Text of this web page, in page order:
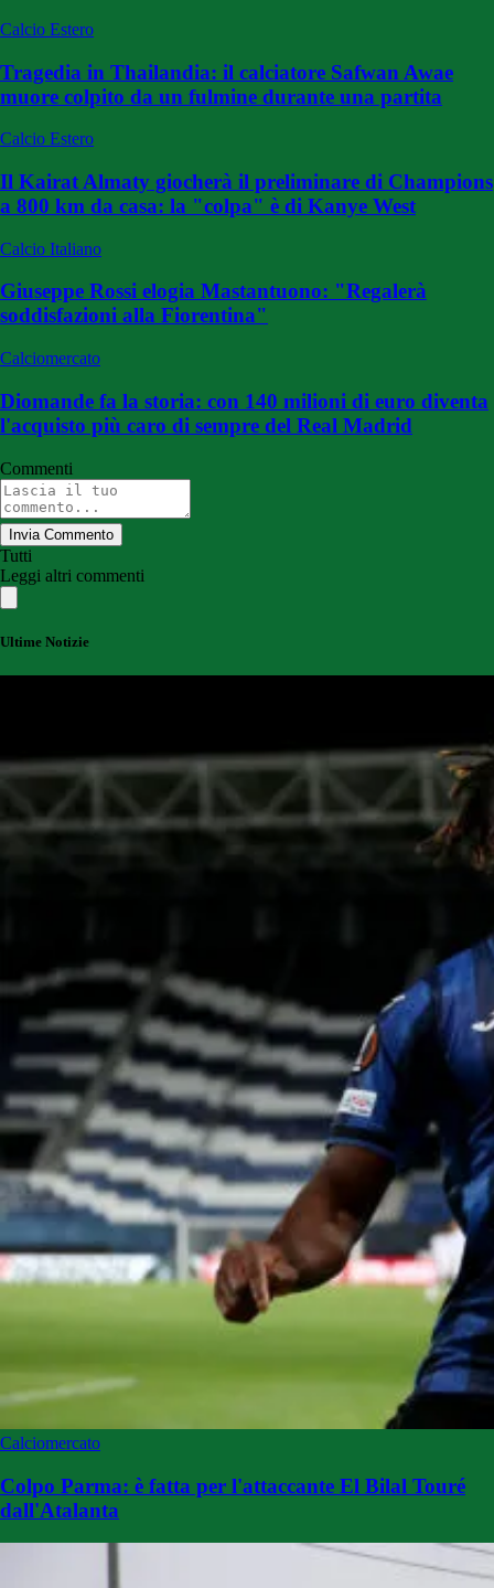
Calcio Estero
Tragedia in Thailandia: il calciatore Safwan Awae
muore colpito da un fulmine durante una partita
Calcio Estero
Il Kairat Almaty giocherà il preliminare di Champions
a 800 km da casa: la "colpa" è di Kanye West
Calcio Italiano
Giuseppe Rossi elogia Mastantuono: "Regalerà
soddisfazioni alla Fiorentina"
Calciomercato
Diomande fa la storia: con 140 milioni di euro diventa
l'acquisto più caro di sempre del Real Madrid
Commenti
Invia Commento
Tutti
Leggi altri commenti
Ultime Notizie
Calciomercato
Colpo Parma: è fatta per l'attaccante El Bilal Touré
dall'Atalanta